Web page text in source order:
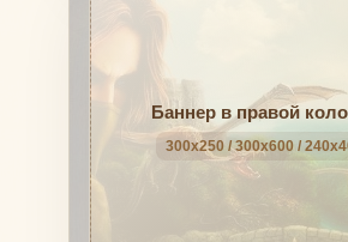
Баннер в правой
300x250 / 300x600 /